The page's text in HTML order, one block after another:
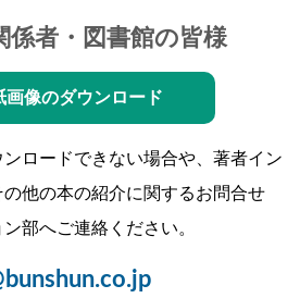
係者・図書館の皆様
画像のダウンロード
ロードできない場合や、著者イン
他の本の紹介に関するお問合せ
部へご連絡ください。